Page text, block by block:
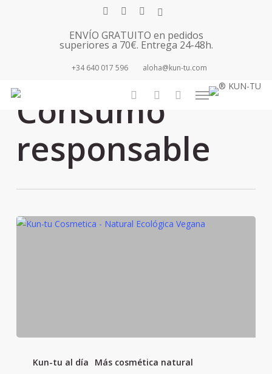
facebookyoutubeinstagram
tiktok
ENVÍO GRATUITO en pedidos
superiores a 70€. Entrega 24-48h.
+34 640 017 596 aloha@kun-tu.com
searchaccount
Menu
Consumo
responsable
Week.Kun-tu al día Más cosmética natural